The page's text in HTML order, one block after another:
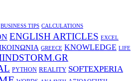
BUSINESS TIPS CALCULATIONS
ENGLISH ARTICLES EXCEL
GREECE KNOWLEDGE LIFE
PYTHON REALITY SOFTEXPERIA